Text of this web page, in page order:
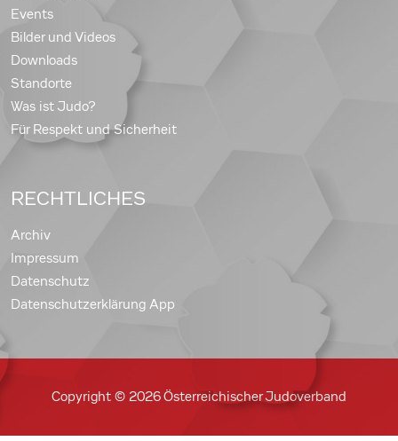
Events
Bilder und Videos
Downloads
Standorte
Was ist Judo?
Für Respekt und Sicherheit
RECHTLICHES
Archiv
Impressum
Datenschutz
Datenschutzerklärung App
Copyright © 2026 Österreichischer Judoverband